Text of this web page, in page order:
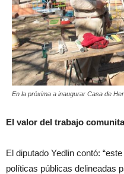
En la próxima a inaugurar Casa de
El valor del trabajo
El diputado Yedlin contó:
políticas públicas delineadas